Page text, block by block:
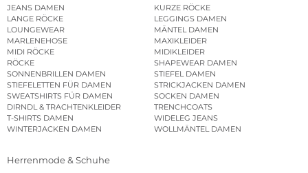
JEANS DAMEN
KURZE RÖCKE
LANGE RÖCKE
LEGGINGS DAMEN
LOUNGEWEAR
MÄNTEL DAMEN
MARLENEHOSE
MAXIKLEIDER
MIDI RÖCKE
MIDIKLEIDER
RÖCKE
SHAPEWEAR DAMEN
SONNENBRILLEN DAMEN
STIEFEL DAMEN
STIEFELETTEN FÜR DAMEN
STRICKJACKEN DAMEN
SWEATSHIRTS FÜR DAMEN
SOCKEN DAMEN
DIRNDL & TRACHTENKLEIDER
TRENCHCOATS
T-SHIRTS DAMEN
WIDELEG JEANS
WINTERJACKEN DAMEN
WOLLMÄNTEL DAMEN
Herrenmode & Schuhe